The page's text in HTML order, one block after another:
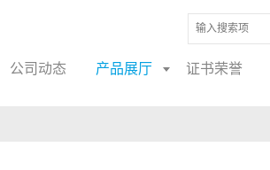
公司动态 产品展厅 证书荣誉